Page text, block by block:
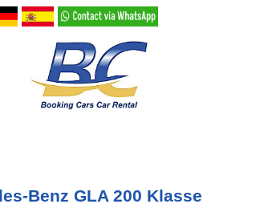
Benz GLA 200 Klasse